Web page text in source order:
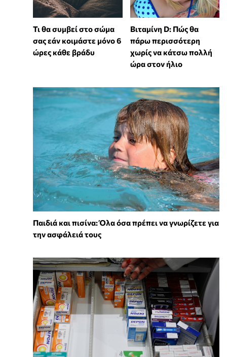
Τι θα συμβεί στο σώμα
σας εάν κοιμάστε μόνο 6
ώρες κάθε βράδυ
Βιταμίνη D: Πώς θα
πάρω περισσότερη
χωρίς να κάτσω πολλή
ώρα στον ήλιο
Παιδιά και πισίνα: Όλα όσα πρέπει να γνωρίζετε για
την ασφάλειά τους